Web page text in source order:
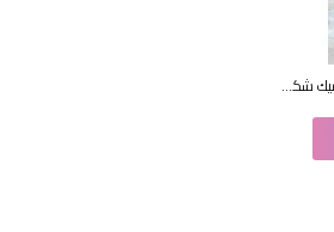
شجر تزيين صناعي بمركن سراميك شكل حديث 185سم